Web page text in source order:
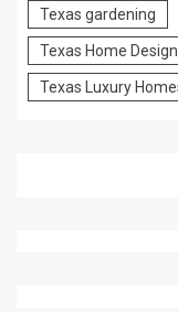
Texas gardening
Texas Home Design
Texas Luxury